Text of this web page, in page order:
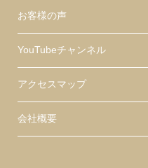
お客様の声
YouTubeチャンネル
アクセスマップ
会社概要